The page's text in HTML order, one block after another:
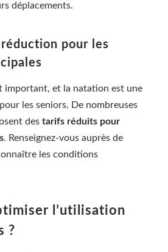
déplacements.
réduction pour les
important, et la natation est une
les seniors. De nombreuses
des tarifs réduits pour
. Renseignez-vous auprès de
les conditions
l’utilisation
?